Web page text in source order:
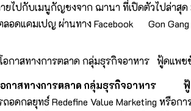
บเมนูกัญชงจาก ฌานา ที่เปิดตัวไปล่าสุด
อดแคมเปญ ผ่านทาง Facebook Gon
าสทางการตลาด กลุ่มธุรกิจอาหาร ฟู้ดแพช
สทางการตลาด กลุ่มธุรกิจอาหาร ฟู้ด
ลยุทธ์ Redefine Value Marketing หรือ